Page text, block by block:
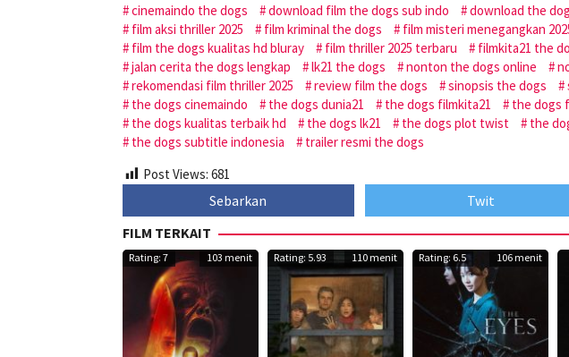
cinemaindo the dogs
download film the dogs sub indo download the
film aksi thriller 2025
film kriminal the dogs film misteri menegangkan
film the dogs kualitas hd bluray
film thriller 2025 terbaru filmkita21 the
jalan cerita the dogs lengkap
lk21 the dogs nonton the dogs online
rekomendasi film thriller 2025
review film the dogs sinopsis the dogs
the dogs cinemaindo
the dogs dunia21 the dogs filmkita21 the dogs
the dogs kualitas terbaik hd
the dogs lk21 the dogs plot twist the
the dogs subtitle indonesia
trailer resmi the dogs
Post Views: 681
Sebarkan Twit
FILM TERKAIT
Rating: 7 103 menit Rating: 5.93 110 menit Rating: 6.5 106 menit